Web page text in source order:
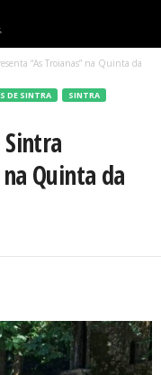
“As Troianas” na Quinta da
DE SINTRA
SINTRA
Quinta da